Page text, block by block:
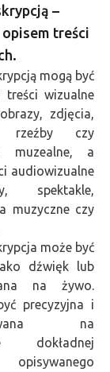
–
opisem treści
mogą być
treści wizualne
zdjęcia,
rzeźby czy
muzealne, a
audiowizualne
spektakle,
muzyczne czy
może być
dźwięk lub
na żywo.
precyzyjna i
na
dokładnej